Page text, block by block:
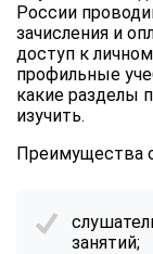
России
зачисления и
доступ к
профильные
какие разделы
изучить.
Преимущества
занятий;